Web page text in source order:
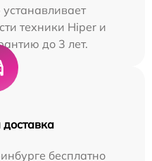
техники Hiper и
до 3 лет.
бесплатно